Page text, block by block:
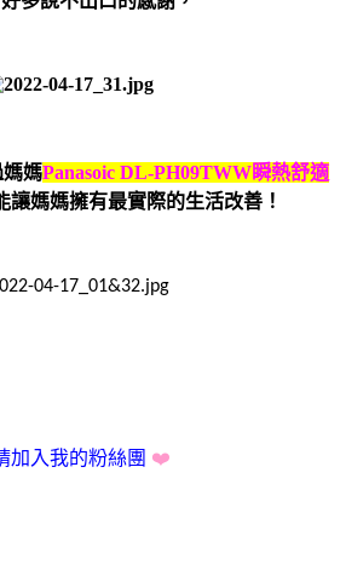
媽Panasoic DL-PH09TWW瞬熱舒適
讓媽媽擁有最實際的生活改善！
加入我的粉絲團 ❤️